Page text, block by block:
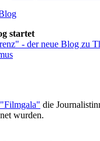
startet
- der neue Blog zu
die
wurden.